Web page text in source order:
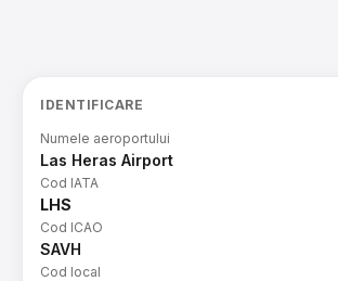
IDENTIFICARE
Numele aeroportului
Las Heras Airport
Cod IATA
LHS
Cod ICAO
SAVH
Cod local